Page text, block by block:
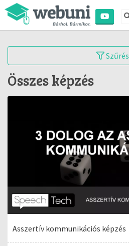
Szűrés
Összes képzés
Asszertív kommunikációs képzés